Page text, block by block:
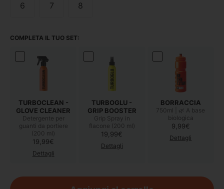
6 7 8
COMPLETA IL TUO SET:
TURBOCLEAN -
GLOVE CLEANER
Detergente per
guanti da portiere
(200 ml)
Prezzo di listino
19,99€
Dettagli
TURBOGLU -
GRIP BOOSTER
Grip Spray in
flacone (200 ml)
Prezzo di listino
19,99€
Dettagli
BORRACCIA
750ml | 🌿 A base
biologica
Prezzo di listino
9,99€
Dettagli